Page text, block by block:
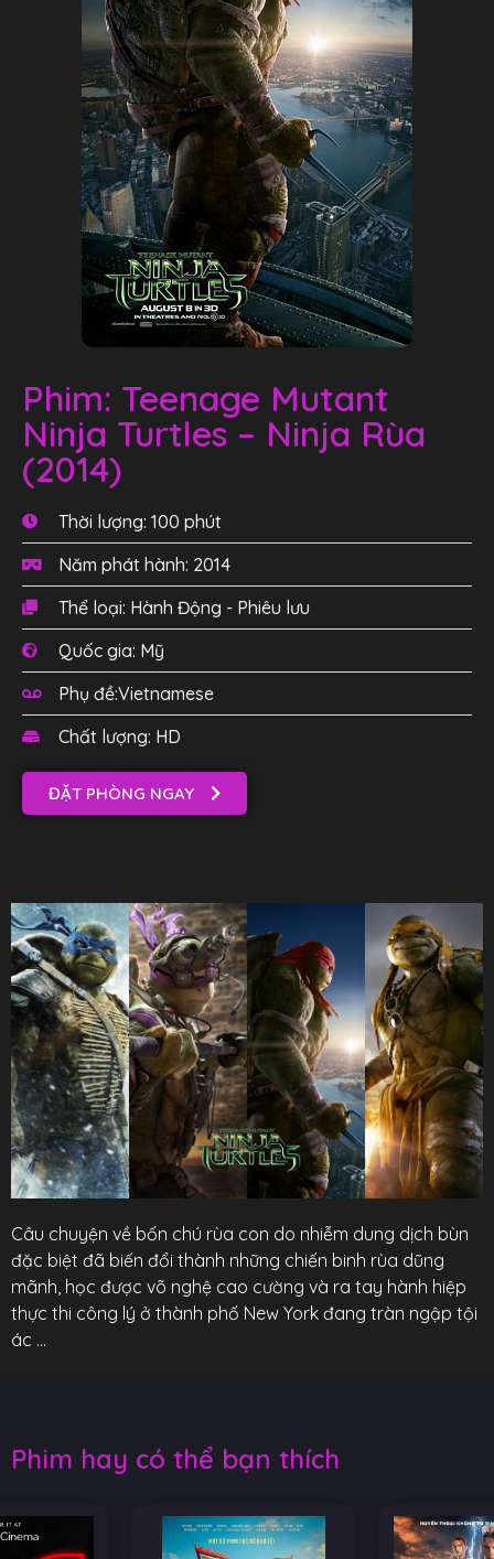
Phim: Teenage Mutant
Ninja Turtles – Ninja Rùa
(2014)
Thời lượng: 100 phút
Năm phát hành: 2014
Thể loại: Hành Động - Phiêu lưu
Quốc gia: Mỹ
Phụ đề:Vietnamese
Chất lượng: HD
ĐẶT PHÒNG NGAY
Câu chuyện về bốn chú rùa con do nhiễm dung dịch bùn
đặc biệt đã biến đổi thành những chiến binh rùa dũng
mãnh, học được võ nghệ cao cường và ra tay hành hiệp
thực thi công lý ở thành phố New York đang tràn ngập tội
ác …
Phim hay có thể bạn thích